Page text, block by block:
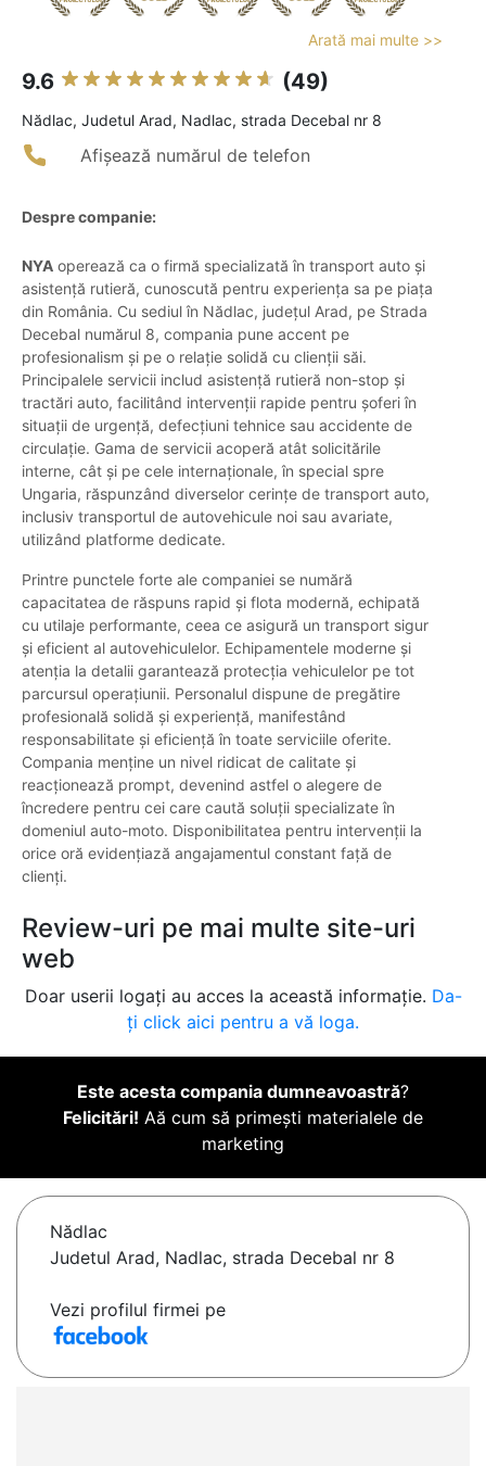
Arată mai multe >>
9.6 (49)
Nădlac, Judetul Arad, Nadlac, strada Decebal nr 8
Afișează numărul de telefon
Despre companie:
NYA operează ca o firmă specializată în transport auto și
asistență rutieră, cunoscută pentru experiența sa pe piața
din România. Cu sediul în Nădlac, județul Arad, pe Strada
Decebal numărul 8, compania pune accent pe
profesionalism și pe o relație solidă cu clienții săi.
Principalele servicii includ asistență rutieră non-stop și
tractări auto, facilitând intervenții rapide pentru șoferi în
situații de urgență, defecțiuni tehnice sau accidente de
circulație. Gama de servicii acoperă atât solicitările
interne, cât și pe cele internaționale, în special spre
Ungaria, răspunzând diverselor cerințe de transport auto,
inclusiv transportul de autovehicule noi sau avariate,
utilizând platforme dedicate.
Printre punctele forte ale companiei se numără
capacitatea de răspuns rapid și flota modernă, echipată
cu utilaje performante, ceea ce asigură un transport sigur
și eficient al autovehiculelor. Echipamentele moderne și
atenția la detalii garantează protecția vehiculelor pe tot
parcursul operațiunii. Personalul dispune de pregătire
profesională solidă și experiență, manifestând
responsabilitate și eficiență în toate serviciile oferite.
Compania menține un nivel ridicat de calitate și
reacționează prompt, devenind astfel o alegere de
încredere pentru cei care caută soluții specializate în
domeniul auto-moto. Disponibilitatea pentru intervenții la
orice oră evidențiază angajamentul constant față de
clienți.
Review-uri pe mai multe site-uri
web
Doar userii logați au acces la această informație. Da-
ți click aici pentru a vă loga.
Este acesta compania dumneavoastră?
Felicitări! Aă cum să primești materialele de
marketing
Nădlac
Judetul Arad, Nadlac, strada Decebal nr 8
Vezi profilul firmei pe